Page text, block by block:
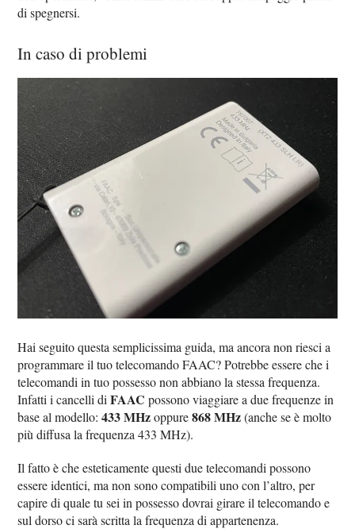
di spegnersi.
In caso di problemi
Hai seguito questa semplicissima guida, ma ancora non riesci a
programmare il tuo telecomando FAAC? Potrebbe essere che i
telecomandi in tuo possesso non abbiano la stessa frequenza.
Infatti i cancelli diFAAC possono viaggiare a due frequenze in
base al modello:433 MHzoppure868 MHz(anche se è molto
più diffusa la frequenza 433 MHz).
Il fatto è che esteticamente questi due telecomandi possono
essere identici, ma non sono compatibili uno con l’altro, per
capire di quale tu sei in possesso dovrai girare il telecomando e
sul dorso ci sarà scritta la frequenza di appartenenza.